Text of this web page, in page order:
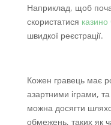
Наприклад, щоб
скористатися
швидкої реєстрації.
Кожен гравець має
азартними іграми,
можна досягти
обмежень, таких як